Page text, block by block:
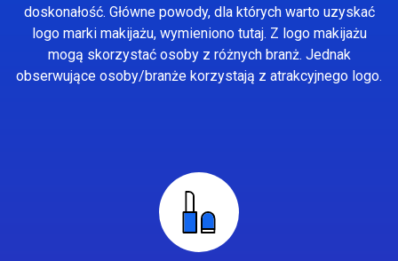
doskonałość. Główne powody, dla których warto uzyskać
logo marki makijażu, wymieniono tutaj. Z logo makijażu
mogą skorzystać osoby z różnych branż. Jednak
obserwujące osoby/branże korzystają z atrakcyjnego logo.